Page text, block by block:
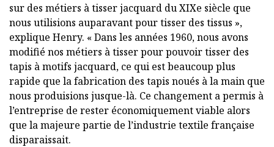
sur des métiers à tisser jacquard du XIXe siècle que
nous utilisions auparavant pour tisser des tissus »,
explique Henry. « Dans les années 1960, nous avons
modifié nos métiers à tisser pour pouvoir tisser des
tapis à motifs jacquard, ce qui est beaucoup plus
rapide que la fabrication des tapis noués à la main que
nous produisions jusque-là. Ce changement a permis à
l’entreprise de rester économiquement viable alors
que la majeure partie de l’industrie textile française
disparaissait.